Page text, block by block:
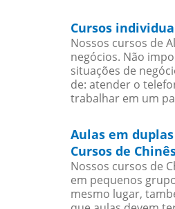
Cursos
Nossos cursos de
negócios. Não
situações de
de: atender o
trabalhar em um
Aulas em
Cursos de
Nossos cursos de
em pequenos
mesmo lugar,